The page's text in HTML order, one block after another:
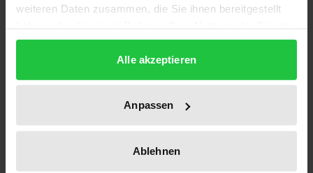
weiteren Daten zusammen, die Sie ihnen bereitgestellt
gesammelt haben.
Alle akzeptieren
Anpassen
Ablehnen
undocumented migrant workers called MigrAr
2008. Building on an activist ethnography in the
MigrAr center in Berlin from 2011 to 2015, this
investigation charts the challenges of this center to
bring unions to adopt a more proactive and
inclusive approach towards illegalized migrant